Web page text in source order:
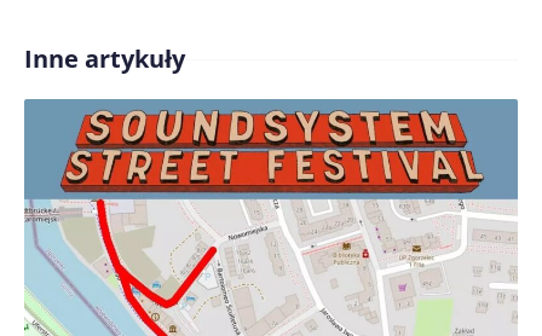
Treść komentarza*
Zapamiętaj moje dane w tej przeglądarce podczas
pisania kolejnych komentarzy.
Inne artykuły